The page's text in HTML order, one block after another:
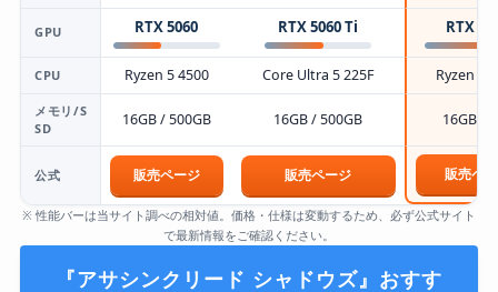
GPU RTX 5060 RTX 5060 Ti RTX
CPU Ryzen 5 4500 Core Ultra 5 225F Ryzen 7
メモリ/S
SD
16GB / 500GB 16GB / 500GB 16GB /
公式 販売ページ 販売ページ 販売ペ
※ 性能バーは当サイト調べの相対値。価格・仕様は変動するため、必ず公式サイト
で最新情報をご確認ください。
『アサシンクリード シャドウズ』おすす